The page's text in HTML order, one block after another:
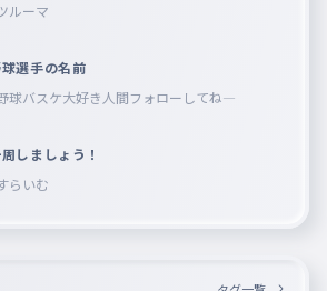
ルーマ
選手の名前
球バスケ大好き人間フォローしてね―
しましょう！
らいむ